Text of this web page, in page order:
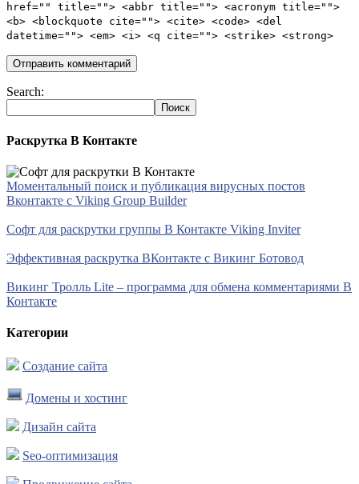
href="" title=""> <abbr title=""> <acronym title="">
<b> <blockquote cite=""> <cite> <code> <del
datetime=""> <em> <i> <q cite=""> <strike> <strong>
Search:
Раскрутка В Контакте
Моментальный поиск и публикация вирусных постов
Вконтакте с Viking Group Builder
Софт для раскрутки группы В Контакте Viking Inviter
Эффективная раскрутка ВКонтакте с Викинг Ботовод
Викинг Тролль Lite – программа для обмена комментариями В
Контакте
Категории
Создание сайта
Домены и хостинг
Дизайн сайта
Seo-оптимизация